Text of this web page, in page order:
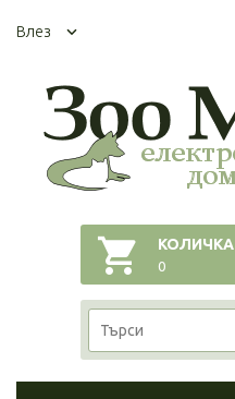
Влез
КОЛИЧКА
0